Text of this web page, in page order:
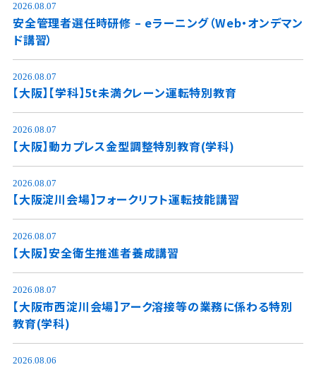
2026.08.07
安全管理者選任時研修 – eラーニング（Web・オンデマン
ド講習）
2026.08.07
【大阪】【学科】5t未満クレーン運転特別教育
2026.08.07
【大阪】動力プレス金型調整特別教育(学科)
2026.08.07
【大阪淀川会場】フォークリフト運転技能講習
2026.08.07
【大阪】安全衛生推進者養成講習
2026.08.07
【大阪市西淀川会場】アーク溶接等の業務に係わる特別
教育(学科)
2026.08.06